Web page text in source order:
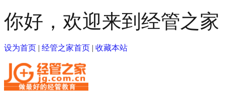
你好，欢迎来到经管之家
设为首页 | 经管之家首页 | 收藏本站